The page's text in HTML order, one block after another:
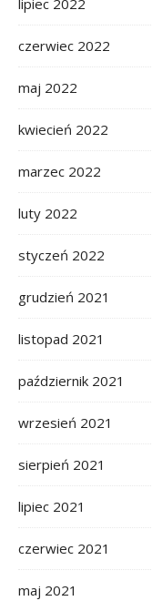
czerwiec 2022
maj 2022
kwiecień 2022
marzec 2022
luty 2022
styczeń 2022
grudzień 2021
listopad 2021
październik 2021
wrzesień 2021
sierpień 2021
lipiec 2021
czerwiec 2021
maj 2021